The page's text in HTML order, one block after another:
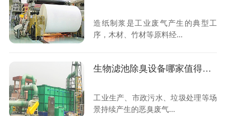
造纸制浆是工业废气产生的典型工
序，木材、竹材等原料经...
生物滤池除臭设备哪家值得信任
工业生产、市政污水、垃圾处理等场
景持续产生的恶臭废气...